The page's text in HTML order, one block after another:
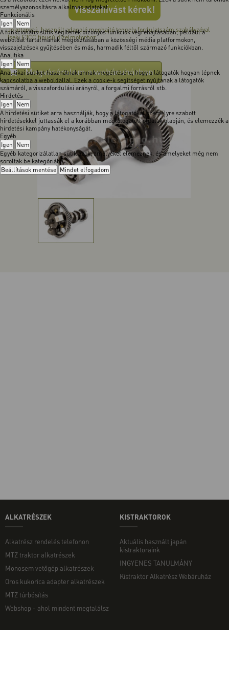
személyazonosításra alkalmas adatokat.
Funkcionális
Igen Nem
A funkcionális sütik segítenek bizonyos funkciók végrehajtásában, például a
weboldal tartalmának megosztásában a közösségi média platformokon,
visszajelzések gyűjtésében és más, harmadik féltől származó funkciókban.
Analitika
Igen Nem
Analitikai sütiket használnak annak megértésére, hogy a látogatók hogyan lépnek
kapcsolatba a weboldallal. Ezek a cookie-k segítséget nyújtanak a látogatók
számáról, a visszafordulási arányról, a forgalmi forrásról stb.
Hirdetés
Igen Nem
A hirdetési sütiket arra használják, hogy a látogatókat személyre szabott
hirdetésekkel juttassák el a korábban meglátogatott oldalak alapján, és elemezzék a
hirdetési kampány hatékonyságát.
Egyéb
Igen Nem
Egyéb kategorizálatlan sütik azok, amelyeket elemeznek, és amelyeket még nem
soroltak be kategóriába.
Beállítások mentése Mindet elfogadom
Visszahívást kérek!
Jó állapotú, használt adagoló meghajtó tengely fordulatszám szabályzóval
Iseki E3CC tipusú dízelmotorhoz.
Megvásárolom a webáruházban
ALKATRÉSZEK
Alkatrész rendelés telefonon
MTZ traktor alkatrészek
Monosem vetőgép alkatrészek
Oros kukorica adapter alkatrészek
MTZ túrbósítás
Webshop - ahol mindent megtalálsz
KISTRAKTOROK
Aktuális használt japán
kistraktoraink
INGYENES TANULMÁNY
Kistraktor Alkatrész Webáruház